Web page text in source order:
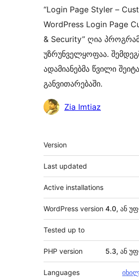
“Login Page Styler –
WordPress Login Page
& Security” ღია
უზრუნველყოფაა.
ადამიანებმა წვილი
განვითარებაში.
მონაწილეები
Zia Imtiaz
მეტა
Version
Last updated
Active installations
WordPress version 4.0, ან
Tested up to
PHP version 5.3, ან
Languages